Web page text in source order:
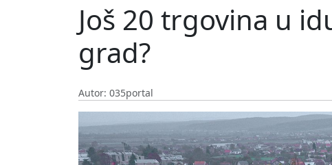
Još 20 trgovina u
grad?
Autor: 035portal